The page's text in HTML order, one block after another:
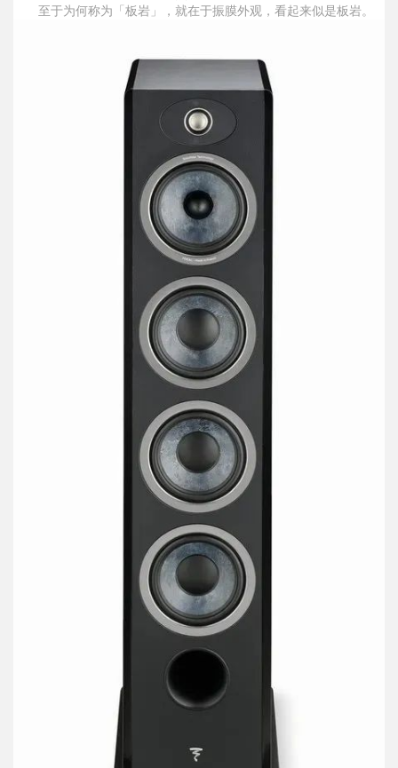
至于为何称为「板岩」，就在于振膜外观，看起来似是板岩。